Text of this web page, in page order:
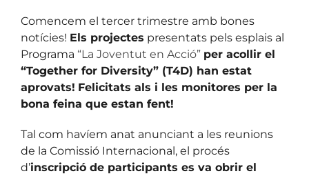
Comencem el tercer trimestre amb bones
notícies! Els projectes presentats pels esplais al
Programa “La Joventut en Acció” per acollir el
“Together for Diversity” (T4D) han estat
aprovats! Felicitats als i les monitores per la
bona feina que estan fent!
Tal com havíem anat anunciant a les reunions
de la Comissió Internacional, el procés
d’inscripció de participants es va obrir el